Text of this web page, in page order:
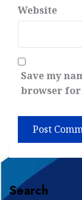
Website
Save my
browser for
Search